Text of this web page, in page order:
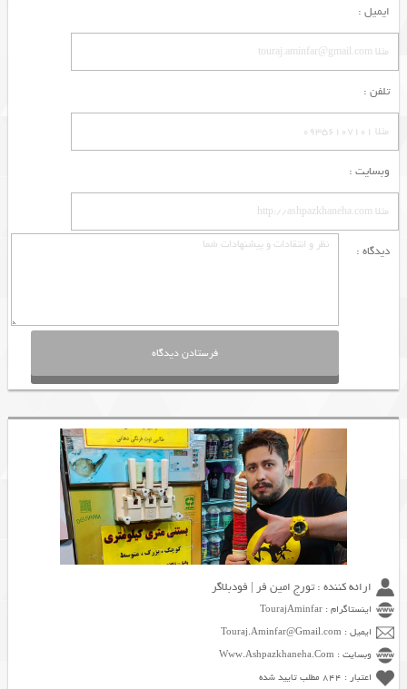
ایمیل :
تلفن :
وبسایت :
دیدگاه :
ارائه کننده : تورج امین فر | فودبلاگر
اینستاگرام : TourajAminfar
ایمیل : Touraj.Aminfar@Gmail.com
وبسایت : Www.Ashpazkhaneha.Com
اعتبار : 844 مطلب تایید شده